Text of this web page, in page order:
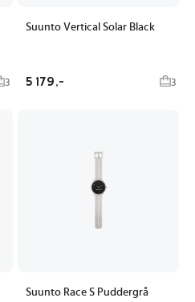
3
Suunto Vertical Solar Black
5 179,- 3
Suunto Race S Puddergrå